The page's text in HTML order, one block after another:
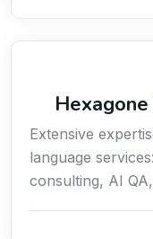
Extensive
language
consulting, AI